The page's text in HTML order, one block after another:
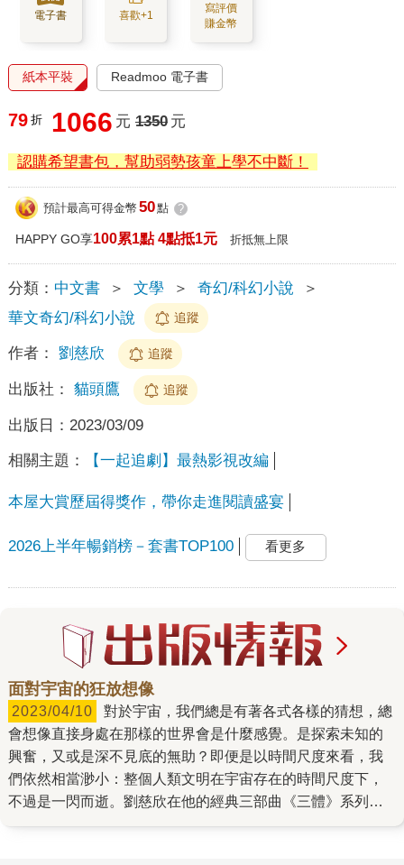
電子書 喜歡+1
寫評價
賺金幣
紙本平裝 Readmoo 電子書
79 折 1066 元 1350 元
認購希望書包，幫助弱勢孩童上學不中斷！
預計最高可得金幣 50點 ?
HAPPY GO享100累1點 4點抵1元 折抵無上限
分類： 中文書 ＞ 文學 ＞ 奇幻/科幻小說
＞
華文奇幻/科幻小說
追蹤
作者： 劉慈欣 追蹤
出版社： 貓頭鷹 追蹤
出版日： 2023/03/09
相關主題： 【一起追劇】最熱影視改編
本屋大賞歷屆得獎作，帶你走進閱讀盛宴
2026上半年暢銷榜－套書TOP100 看更多
面對宇宙的狂放想像
2023/04/10
會想像直接身處在那樣的世界會是什麼感覺。是探索未知的
興奮，又或是深不見底的無助？即便是以時間尺度來看，我
們依然相當渺小：整個人類文明在宇宙存在的時間尺度下，
不過是一閃而逝。劉慈欣在他的經典三部曲《三體》系列